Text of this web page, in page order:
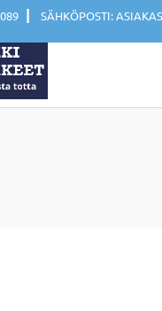
| SÄHKÖPOSTI: